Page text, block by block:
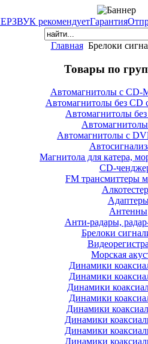
рекомендуетГарантия
Главная Брелоки
Товары по
Автомагнитолы с CD-
Автомагнитолы без
Автомагнитолы
Автомагнитолы с
Магнитола для катера,
CD-
FM трансмиттеры
Антенны
Анти-радары,
Брелоки
Морская
Динамики
Динамики
Динамики
Динамики
Динамики
Динамики
Динамики
Динамики